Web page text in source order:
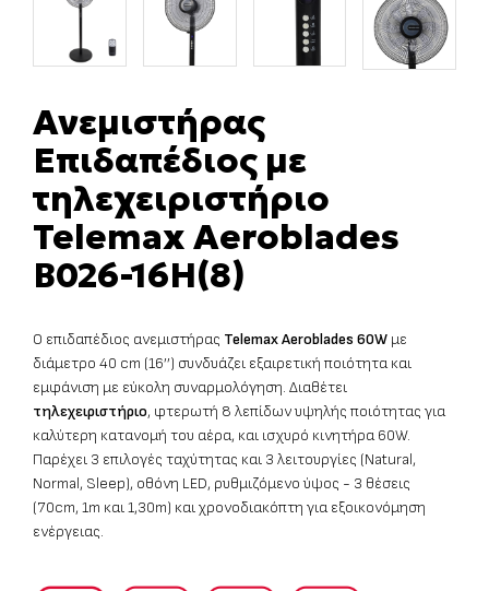
Ανεμιστήρας
Επιδαπέδιος με
τηλεχειριστήριο
Telemax Aeroblades
B026-16H(8)
Ο επιδαπέδιος ανεμιστήρας Telemax Aeroblades 60W με
διάμετρο 40 cm (16’’) συνδυάζει εξαιρετική ποιότητα και
εμφάνιση με εύκολη συναρμολόγηση. Διαθέτει
τηλεχειριστήριο, φτερωτή 8 λεπίδων υψηλής ποιότητας για
καλύτερη κατανομή του αέρα, και ισχυρό κινητήρα 60W.
Παρέχει 3 επιλογές ταχύτητας και 3 λειτουργίες (Natural,
Normal, Sleep), οθόνη LED, ρυθμιζόμενο ύψος - 3 θέσεις
(70cm, 1m και 1,30m) και χρονοδιακόπτη για εξοικονόμηση
ενέργειας.